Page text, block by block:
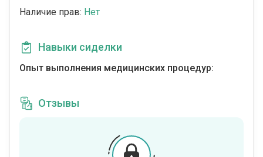
Наличие прав: Нет
Навыки сиделки
Опыт выполнения медицинских процедур:
Отзывы